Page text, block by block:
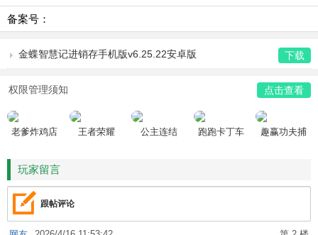
备案号：
金蝶智慧记进销存手机版v6.25.22安卓版 下载
权限管理须知 点击查看
老爹炸鸡店
王者荣耀 公主连结 跑跑卡丁车
趣赢功夫捕
玩家留言
跟帖评论